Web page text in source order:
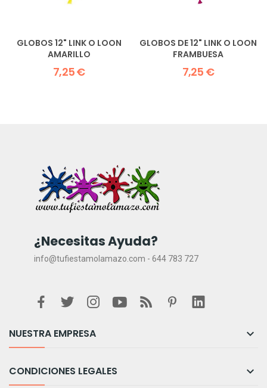
GLOBOS 12" LINK O LOON
AMARILLO
7,25 €
GLOBOS DE 12" LINK O LOON
FRAMBUESA
7,25 €
¿Necesitas Ayuda?
info@tufiestamolamazo.com - 644 783 727
NUESTRA EMPRESA 
CONDICIONES LEGALES 